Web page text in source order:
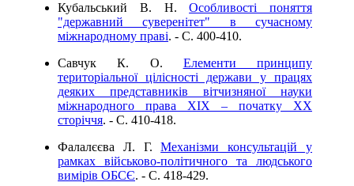
Кубальський В. Н.Особливості поняття
"державний суверенітет" в сучасному
міжнародному праві. - C. 400-410.
Савчук К. О. Елементи принципу
територіальної цілісності держави у працях
деяких представників вітчизняної науки
міжнародного права ХІХ – початку ХХ
сторіччя. - C. 410-418.
Фалалєєва Л. Г.Механізми консультацій у
рамках військово-політичного та людського
вимірів ОБСЄ. - C. 418-429.